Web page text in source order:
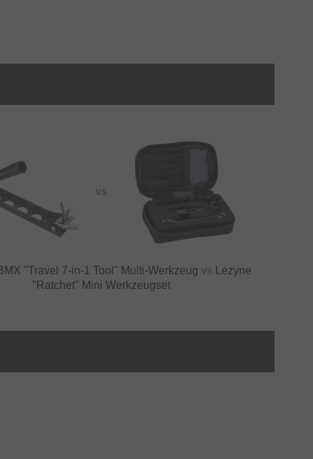
VS
"Travel 7‑in‑1 Tool" Multi-Werkzeug vs Lezyne
"Ratchet" Mini Werkzeugset